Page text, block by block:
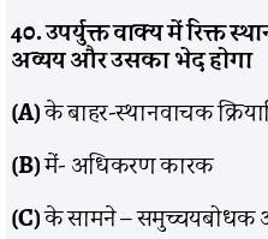
40. उपर्युक्त वाक्य में रिक्त
अव्यय और उसका भेद होगा
(A)के बाहर-स्थानवाचक
(B)में- अधिकरण कारक
(C)के सामने – समुच्चयबोधक